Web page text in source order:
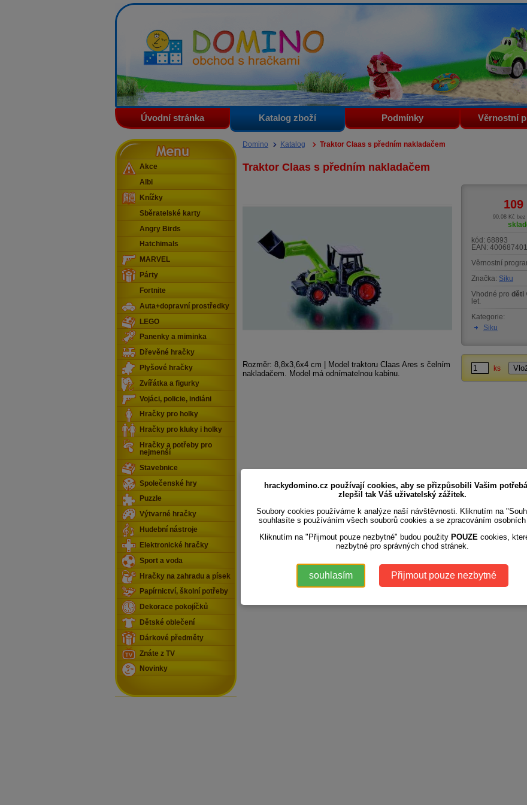
Domino - obchod s hračkami
Úvodní stránka Katalog zboží Podmínky Věrnostní
Domino Katalog Traktor Claas s předním nakladačem
Traktor Claas s předním nakladačem
Rozměr: 8,8x3,6x4 cm | Model traktoru Claas Ares s čelním
nakladačem. Model má odnímatelnou kabinu.
109
90,08 Kč bez
kód: 68893
EAN:
Věrnostní
Značka: Siku
Vhodné pro děti
let.
Kategorie:
Siku
ks
Menu
Akce
Albi
Knížky
Sběratelské karty
Angry Birds
Hatchimals
MARVEL
Párty
Fortnite
Auta+dopravní prostředky
LEGO
Panenky a miminka
Dřevěné hračky
Plyšové hračky
Zvířátka a figurky
Vojáci, policie, indiáni
Hračky pro holky
Hračky pro kluky i holky
Hračky a potřeby pro
nejmenší
Stavebnice
Společenské hry
Puzzle
Výtvarné hračky
Hudební nástroje
Elektronické hračky
Sport a voda
Hračky na zahradu a písek
Papírnictví, školní potřeby
Dekorace pokojíčků
Dětské oblečení
Dárkové předměty
Znáte z TV
Novinky
hrackydomino.cz používají cookies, aby se přizpůsobili Vašim
zlepšil tak Váš uživatelský zážitek.
Soubory cookies používáme k analýze naší návštěvnosti. Kliknutím na
souhlasíte s používáním všech souborů cookies a se zpracováním osobních
Kliknutím na "Přijmout pouze nezbytné" budou použity POUZE cookies,
nezbytné pro správných chod stránek.
souhlasím Přijmout pouze nezbytné